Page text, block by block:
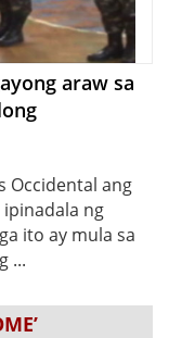
araw sa
Occidental ang
ng
ito ay mula sa
...